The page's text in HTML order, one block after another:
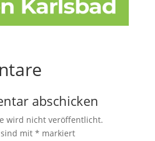
abschicken
wird nicht veröffentlicht.
mit * markiert